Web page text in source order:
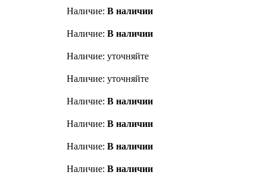
Наличие: В наличии
Наличие: В наличии
Наличие: уточняйте
Наличие: уточняйте
Наличие: В наличии
Наличие: В наличии
Наличие: В наличии
Наличие: В наличии